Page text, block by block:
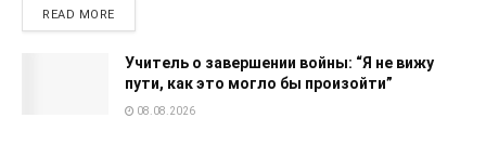
READ MORE
Учитель о завершении войны: “Я не вижу
пути, как это могло бы произойти”
08.08.2026